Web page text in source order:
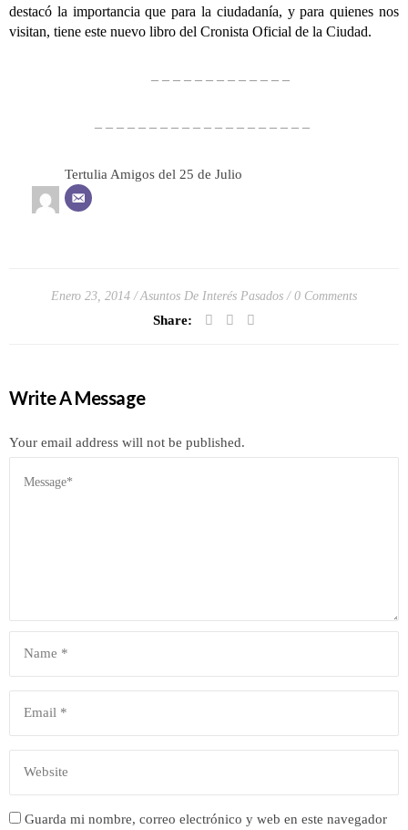
destacó la importancia que para la ciudadanía, y para quienes nos
visitan, tiene este nuevo libro del Cronista Oficial de la Ciudad.
– – – – – – – – – – – – –
– – – – – – – – – – – – – – – – – – – –
Tertulia Amigos del 25 de Julio
Enero 23, 2014 Asuntos De Interés Pasados 0 Comments
Share:
Write A Message
Your email address will not be published.
Guarda mi nombre, correo electrónico y web en este navegador